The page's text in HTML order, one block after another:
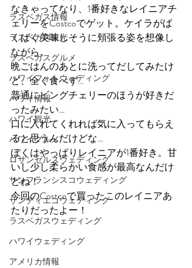
ラスベガス情報
ラスベガス観光
ラスベガスグルメ
ハワイフォトウェディング
ハワイ情報
ハワイ観光
ハワイグルメ
ロサンゼルスウェディング
サンフランシスコウェディング
サンディエゴウェディング
ラスベガスウェディング
ハワイウェディング
アメリカ情報
なきゃってなり、1番好きなレイニアチ
ェリーをCostcoでゲット。ケイラがば
くばく美味しそうに頬張る姿を想像し
ながら。
晩ごはんのあとに洗ってだしてみたけ
ど、全く食べず…
普通にビングチェリーのほうが好きだ
ったみたい…
口に入れてくれれば気に入ってもらえ
ると思うんだけどな…
ぼくはやっぱりレイニアが1番好き。甘
いし少し柔らかい食感が最高なんだけ
どね！
今回のCostcoで買ったこのレイニアあ
たりだったよー！